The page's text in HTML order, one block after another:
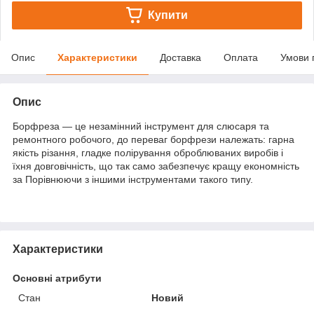
Купити
Опис Характеристики Доставка Оплата Умови
Опис
Борфреза — це незамінний інструмент для слюсаря та
ремонтного робочого, до переваг борфрези належать: гарна
якість різання, гладке полірування оброблюваних виробів і
їхня довговічність, що так само забезпечує кращу економність
за Порівнюючи з іншими інструментами такого типу.
Характеристики
Основні атрибути
Стан
Новий